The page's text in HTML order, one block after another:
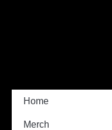
Home
Merch